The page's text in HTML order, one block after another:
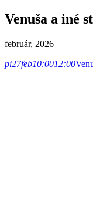
Venuša a iné
február, 2026
pi27feb10:0012:00